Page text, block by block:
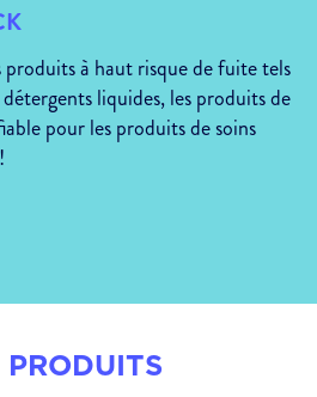
à haut risque de fuite tels
liquides, les produits de
pour les produits de soins
PRODUITS